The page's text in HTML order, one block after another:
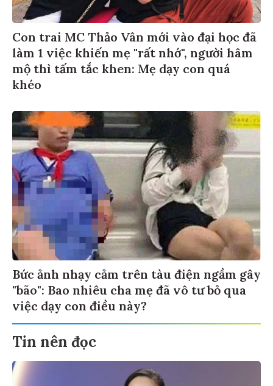
Con trai MC Thảo Vân mới vào đại học đã
làm 1 việc khiến mẹ "rất nhớ", người hâm
mộ thì tấm tắc khen: Mẹ dạy con quá
khéo
Bức ảnh nhạy cảm trên tàu điện ngầm gây
"bão": Bao nhiêu cha mẹ đã vô tư bỏ qua
việc dạy con điều này?
Tin nên đọc